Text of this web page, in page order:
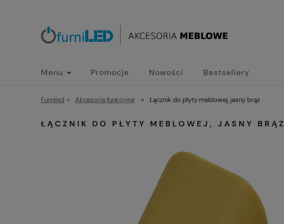
Menu Promocje Nowości Bestsellery
Furniled » Akcesoria funkcyjne » Łącznik do płyty meblowej, jasny brąz
ŁĄCZNIK DO PŁYTY MEBLOWEJ, JASNY BRĄZ